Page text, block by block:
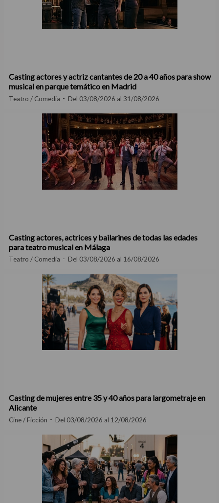
Casting actores y actriz cantantes de 20 a 40 años para show
musical en parque temático en Madrid
Teatro / Comedia Del 03/08/2026 al 31/08/2026
Casting actores, actrices y bailarines de todas las edades
para teatro musical en Málaga
Teatro / Comedia Del 03/08/2026 al 16/08/2026
Casting de mujeres entre 35 y 40 años para largometraje en
Alicante
Cine / Ficción Del 03/08/2026 al 12/08/2026